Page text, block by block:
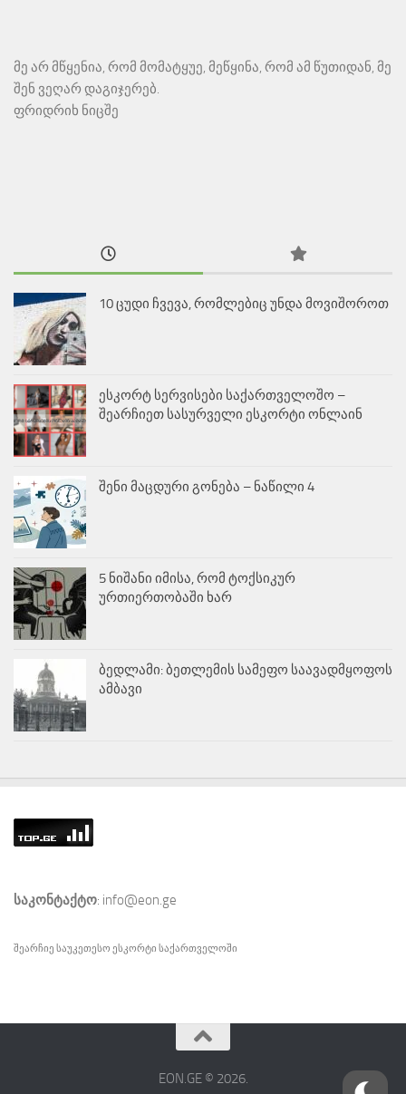
მე არ მწყენია, რომ მომატყუე, მეწყინა, რომ ამ წუთიდან, მე
შენ ვეღარ დაგიჯერებ.
ფრიდრიხ ნიცშე
10 ცუდი ჩვევა, რომლებიც უნდა მოვიშოროთ
ესკორტ სერვისები საქართველოშო –
შეარჩიეთ სასურველი ესკორტი ონლაინ
შენი მაცდური გონება – ნაწილი 4
5 ნიშანი იმისა, რომ ტოქსიკურ
ურთიერთობაში ხარ
ბედლამი: ბეთლემის სამეფო საავადმყოფოს
ამბავი
საკონტაქტო: info@eon.ge
შეარჩიე საუკეთესო ესკორტი საქართველოში
EON.GE © 2026.